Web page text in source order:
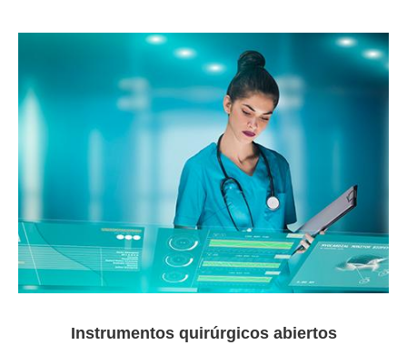
Instrumentos quirúrgicos abiertos